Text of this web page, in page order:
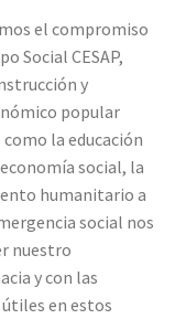
el compromiso
Social CESAP,
y
popular
la educación
social, la
humanitario a
social nos
nuestro
y con las
en estos